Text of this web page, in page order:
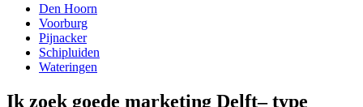
Den Hoorn
Voorburg
Pijnacker
Schipluiden
Wateringen
Ik zoek goede marketing Delft– type